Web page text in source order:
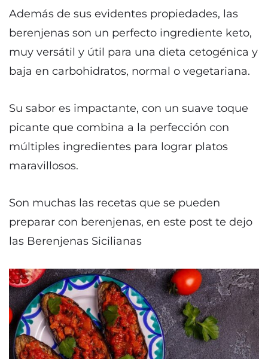
Además de sus evidentes propiedades, las
berenjenas son un perfecto ingrediente keto,
muy versátil y útil para una dieta cetogénica y
baja en carbohidratos, normal o vegetariana.
Su sabor es impactante, con un suave toque
picante que combina a la perfección con
múltiples ingredientes para lograr platos
maravillosos.
Son muchas las recetas que se pueden
preparar con berenjenas, en este post te dejo
las Berenjenas Sicilianas